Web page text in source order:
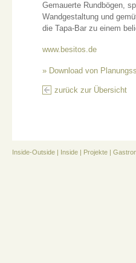
Gemauerte Rundbögen,
Wandgestaltung und
die Tapa-Bar zu einem
www.besitos.de
» Download von
zurück zur Übersicht
Inside-Outside | Inside | Projekte |